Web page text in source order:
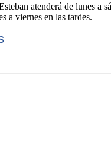
atenderá de lunes a
a viernes en las tardes.